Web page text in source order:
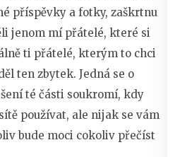
příspěvky a fotky, zaškrtnu
jenom mí přátelé, které si
ti přátelé, kterým to chci
ten zbytek. Jedná se o
té části soukromí, kdy
používat, ale nijak se vám
bude moci cokoliv přečíst